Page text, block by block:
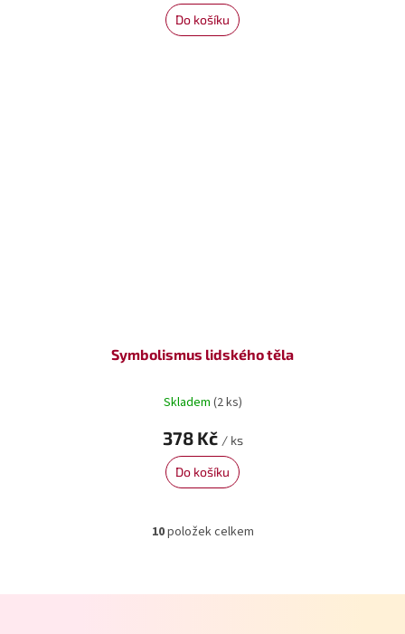
Do košíku
Symbolismus lidského těla
Skladem (2 ks)
378 Kč / ks
Do košíku
O
á
10položek celkem